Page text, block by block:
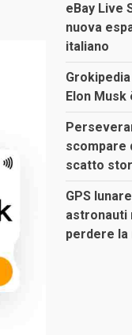
eBay Live
nuova
italiano
Elon Musk
scompare
scatto
GPS
astronauti
perdere